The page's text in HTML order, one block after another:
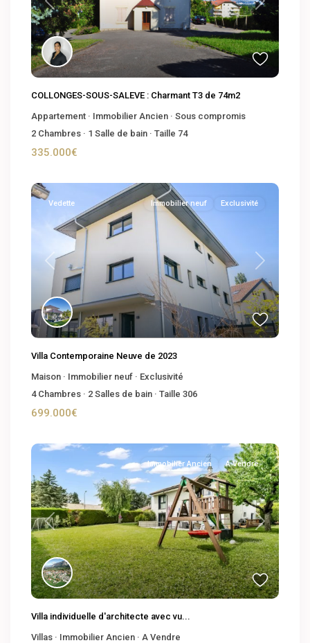
Previous Next
COLLONGES-SOUS-SALEVE : Charmant T3 de 74m2
Appartement · Immobilier Ancien · Sous compromis
2 Chambres · 1 Salle de bain · Taille 74
335.000€
Previous Next
Vedette Immobilier neuf Exclusivité
Villa Contemporaine Neuve de 2023
Maison · Immobilier neuf · Exclusivité
4Chambres · 2 Salles de bain · Taille 306
699.000€
Previous Next
Immobilier Ancien A Vendre
Villa individuelle d'architecte avec vu...
Villas · Immobilier Ancien · A Vendre